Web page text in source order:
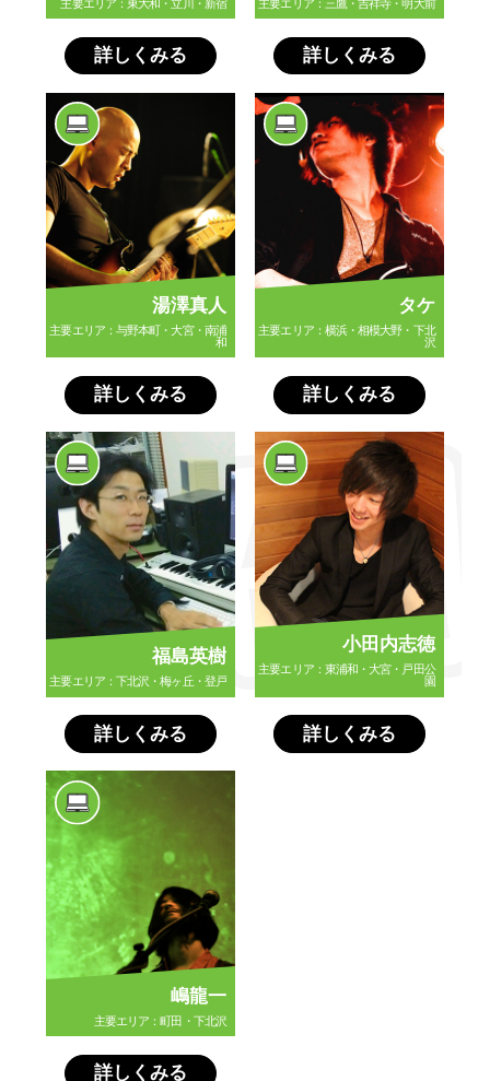
主要エリア：東大和・立川・新宿
詳しくみる
主要エリア：三鷹・吉祥寺・明大前
詳しくみる
湯澤真人
主要エリア：与野本町・大宮・南浦
和
詳しくみる
タケ
主要エリア：横浜・相模大野・下北
沢
詳しくみる
福島英樹
主要エリア：下北沢・梅ヶ丘・登戸
詳しくみる
小田内志徳
主要エリア：東浦和・大宮・戸田公
園
詳しくみる
嶋龍一
主要エリア：町田・下北沢
詳しくみる